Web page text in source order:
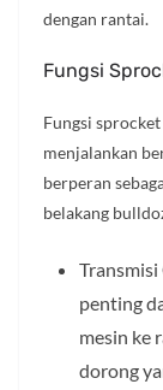
dengan rantai.
Fungsi
Fungsi
menjalankan
berperan
belakang
Transmisi
penting
mesin ke
dorong